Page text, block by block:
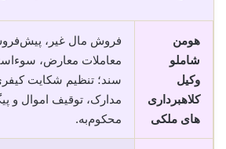
هومن
شاملو
وکیل
کلاهبرداری
های ملکی
فروش مال غیر،
معاملات معارض،
سند؛ تنظیم شکایت
مدارک، توقیف اموال و
محکوم‌به.